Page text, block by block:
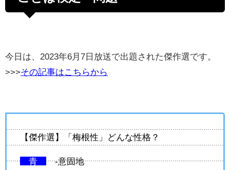
今日は、2023年6月7 日放送で出題された傑作選です。
>>>その記事はこちらから
【傑作選】「梅根性」どんな性格？
青
-意固地